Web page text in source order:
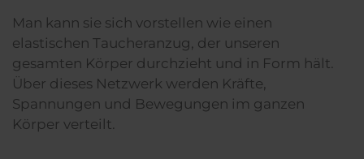
Man kann sie sich vorstellen wie einen
elastischen Taucheranzug, der unseren
gesamten Körper durchzieht und in Form hält.
Über dieses Netzwerk werden Kräfte,
Spannungen und Bewegungen im ganzen
Körper verteilt.